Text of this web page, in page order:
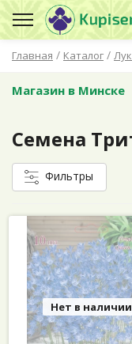
Главная / Каталог /
Магазин в Минске
Семена
Фильтры
Нет в наличии